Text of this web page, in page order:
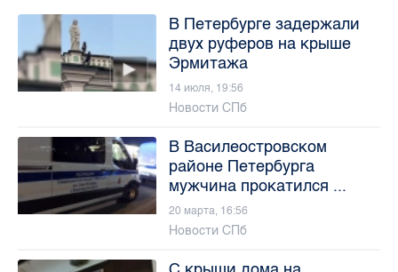
В Петербурге задержали
двух руферов на крыше
Эрмитажа
14 июля, 19:56
Новости СПб
В Василеостровском
районе Петербурга
мужчина прокатился ...
20 марта, 16:56
Новости СПб